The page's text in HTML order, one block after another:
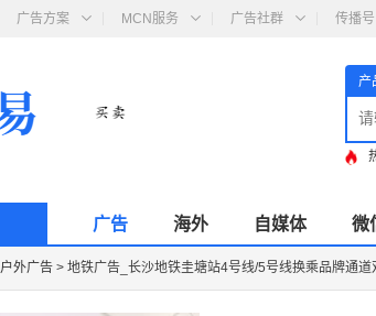
广告方案 MCN服务 广告社群 传播号
产
广告 海外 自媒体 微
户外广告 > 地铁广告_长沙地铁圭塘站4号线/5号线换乘品牌通道